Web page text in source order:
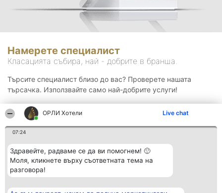
ОРЛИ Хотели Live chat
07:24
Здравейте, радваме се да ви помогнем! 🙂
Моля, кликнете върху съответната тема на
разговора!
Намерете специалист
Класацията събира, най - добрите в бранша.
Търсите специалист близо до вас? Проверете нашата
търсачка. Използвайте само най-добрите услуги!